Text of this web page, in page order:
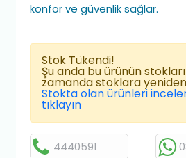
konfor ve güvenlik sağlar.
Stok Tükendi!
Şu anda bu ürünün
zamanda stoklara
Stokta olan ürünleri
tıklayın
4440591